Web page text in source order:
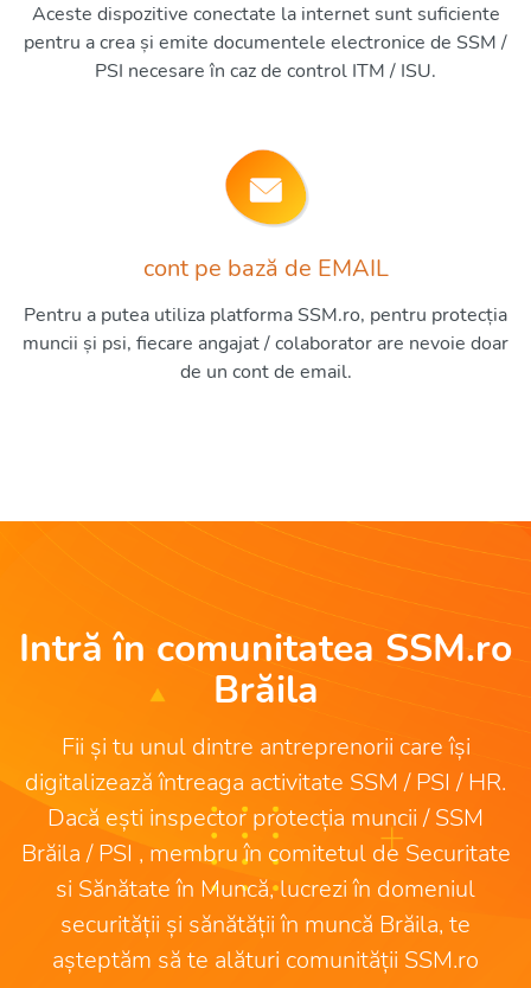
Aceste dispozitive conectate la internet sunt suficiente
pentru a crea și emite documentele electronice de SSM /
PSI necesare în caz de control ITM / ISU.
cont pe bază de EMAIL
Pentru a putea utiliza platforma SSM.ro, pentru protecția
muncii și psi, fiecare angajat / colaborator are nevoie doar
de un cont de email.
Intră în comunitatea SSM.ro
Brăila
Fii și tu unul dintre antreprenorii care își
digitalizează întreaga activitate SSM / PSI / HR.
Dacă ești inspector protecția muncii / SSM
Brăila / PSI , membru în comitetul de Securitate
si Sănătate în Muncă, lucrezi în domeniul
securității și sănătății în muncă Brăila, te
așteptăm să te alături comunității SSM.ro